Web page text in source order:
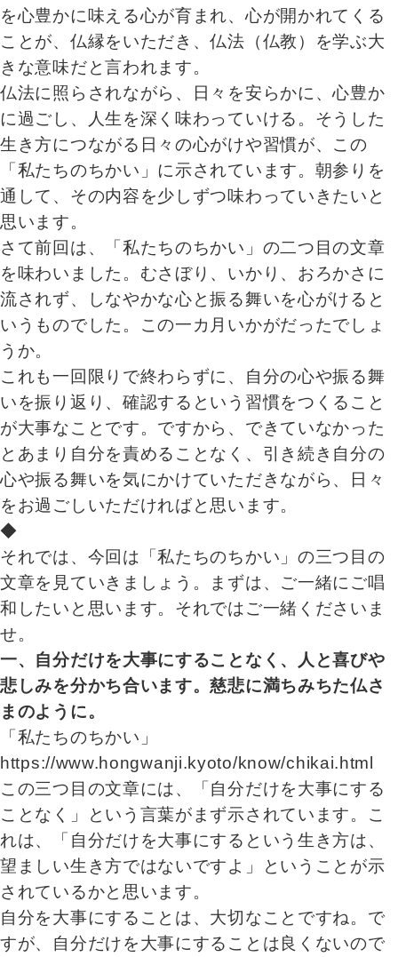
を心豊かに味える心が育まれ、心が開かれてくる
ことが、仏縁をいただき、仏法（仏教）を学ぶ大
きな意味だと言われます。
仏法に照らされながら、日々を安らかに、心豊か
に過ごし、人生を深く味わっていける。そうした
生き方につながる日々の心がけや習慣が、この
「私たちのちかい」に示されています。朝参りを
通して、その内容を少しずつ味わっていきたいと
思います。
さて前回は、「私たちのちかい」の二つ目の文章
を味わいました。むさぼり、いかり、おろかさに
流されず、しなやかな心と振る舞いを心がけると
いうものでした。この一カ月いかがだったでしょ
うか。
これも一回限りで終わらずに、自分の心や振る舞
いを振り返り、確認するという習慣をつくること
が大事なことです。ですから、できていなかった
とあまり自分を責めることなく、引き続き自分の
心や振る舞いを気にかけていただきながら、日々
をお過ごしいただければと思います。
◆
それでは、今回は「私たちのちかい」の三つ目の
文章を見ていきましょう。まずは、ご一緒にご唱
和したいと思います。それではご一緒くださいま
せ。
一、自分だけを大事にすることなく、人と喜びや
悲しみを分かち合います。慈悲に満ちみちた仏さ
まのように。
「私たちのちかい」
https://www.hongwanji.kyoto/know/chikai.html
この三つ目の文章には、「自分だけを大事にする
ことなく」という言葉がまず示されています。こ
れは、「自分だけを大事にするという生き方は、
望ましい生き方ではないですよ」ということが示
されているかと思います。
自分を大事にすることは、大切なことですね。で
すが、自分だけを大事にすることは良くないので